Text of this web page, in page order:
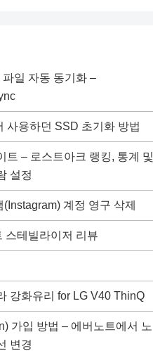
파일 자동 동기화 –
사용하던 SSD 초기화 방법
트 – 로스트아크 랭킹, 통계 및
설정
계정 영구 삭제
스테빌라이저 리뷰
강화유리 for LG V40 ThinQ
가입 방법 – 에버노트에서 노
변경